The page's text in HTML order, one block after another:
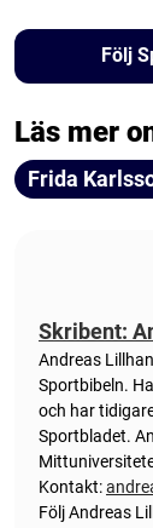
Följ
Läs mer
Frida
Skribent:
Andreas
Sportbibeln.
och har
Sportbladet.
Kontakt:
Följ Andreas